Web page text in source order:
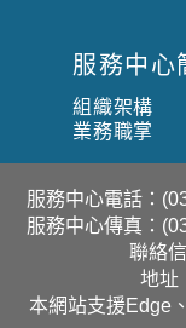
服務中心
組織架構
業務職掌
服務中心電話：
服務中心傳真：
聯絡信
地址
本網站支援Edge